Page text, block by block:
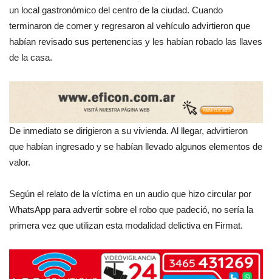
un local gastronómico del centro de la ciudad. Cuando
terminaron de comer y regresaron al vehículo advirtieron que
habían revisado sus pertenencias y les habían robado las llaves
de la casa.
De inmediato se dirigieron a su vivienda. Al llegar, advirtieron
que habían ingresado y se habían llevado algunos elementos de
valor.
Según el relato de la víctima en un audio que hizo circular por
WhatsApp para advertir sobre el robo que padeció, no sería la
primera vez que utilizan esta modalidad delictiva en Firmat.